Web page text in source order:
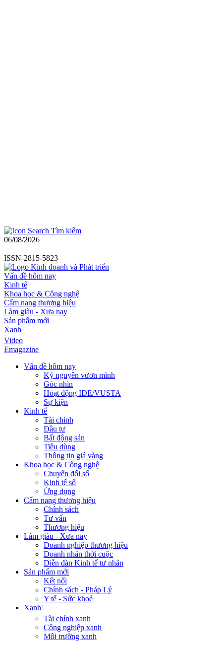
Tìm kiếm
06/08/2026
ISSN-2815-5823
Vấn đề hôm nay
Kinh tế
Khoa học & Công nghệ
Cẩm nang thương hiệu
Làm giàu - Xưa nay
Sản phẩm mới
Xanh+
Video
Emagazine
Vấn đề hôm nay
Kỷ nguyên vươn mình
Góc nhìn
Hoạt động IDE/VUSTA
Sự kiện
Kinh tế
Tài chính
Đầu tư
Bất động sản
Tiêu dùng
Thông tin giá vàng
Khoa học & Công nghệ
Chuyển đổi số
Kinh tế số
Ứng dụng
Cẩm nang thương hiệu
Chính sách
Tư vấn
Thương hiệu
Làm giàu - Xưa nay
Doanh nghiệp thương hiệu
Doanh nhân thời cuộc
Diễn đàn Kinh tế tư nhân
Sản phẩm mới
Kết nối
Chính sách - Pháp Lý
Y tế - Sức khoẻ
Xanh+
Tài chính xanh
Công nghiệp xanh
Môi trường xanh